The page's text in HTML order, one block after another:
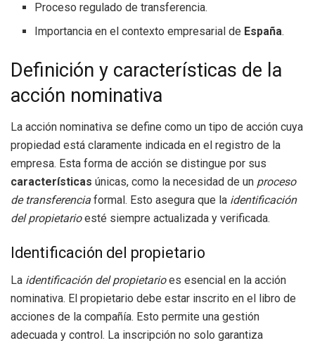
Proceso regulado de transferencia.
Importancia en el contexto empresarial de España.
Definición y características de la
acción nominativa
La acción nominativa se define como un tipo de acción cuya
propiedad está claramente indicada en el registro de la
empresa. Esta forma de acción se distingue por sus
características únicas, como la necesidad de un proceso
de transferencia formal. Esto asegura que la identificación
del propietarioesté siempre actualizada y verificada.
Identificación del propietario
La identificación del propietarioes esencial en la acción
nominativa. El propietario debe estar inscrito en el libro de
acciones de la compañía. Esto permite una gestión
adecuada y control. La inscripción no solo garantiza